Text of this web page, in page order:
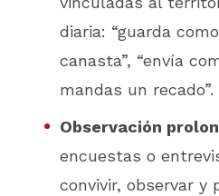
diaria: “guarda
canasta”, “envía
mandas un recado”.
Observación
encuestas o
convivir, observar y